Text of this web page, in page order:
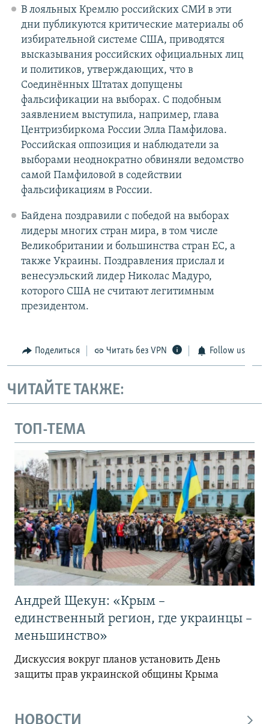
В лояльных Кремлю российских СМИ в эти
дни публикуются критические материалы об
избирательной системе США, приводятся
высказывания российских официальных лиц
и политиков, утверждающих, что в
Соединённых Штатах допущены
фальсификации на выборах. С подобным
заявлением выступила, например, глава
Центризбиркома России Элла Памфилова.
Российская оппозиция и наблюдатели за
выборами неоднократно обвиняли ведомство
самой Памфиловой в содействии
фальсификациям в России.
Байдена поздравили с победой на выборах
лидеры многих стран мира, в том числе
Великобритании и большинства стран ЕС, а
также Украины. Поздравления прислал и
венесуэльский лидер Николас Мадуро,
которого США не считают легитимным
президентом.
Поделиться Читать без VPN Follow us
ЧИТАЙТЕ ТАКЖЕ:
ТОП-ТЕМА
Андрей Щекун: «Крым –
единственный регион, где украинцы –
меньшинство»
Дискуссия вокруг планов установить День
защиты прав украинской общины Крыма